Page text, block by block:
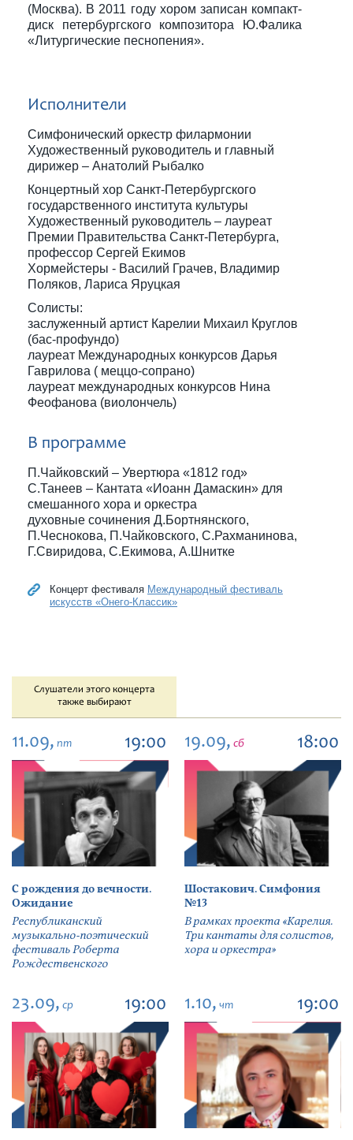
(Москва). В 2011 году хором записан компакт-
диск петербургского композитора Ю.Фалика
«Литургические песнопения».
Исполнители
Симфонический оркестр филармонии
Художественный руководитель и главный
дирижер – Анатолий Рыбалко
Концертный хор Санкт-Петербургского
государственного института культуры
Художественный руководитель – лауреат
Премии Правительства Санкт-Петербурга,
профессор Сергей Екимов
Хормейстеры - Василий Грачев, Владимир
Поляков, Лариса Яруцкая
Солисты:
заслуженный артист Карелии Михаил Круглов
(бас-профундо)
лауреат Международных конкурсов Дарья
Гаврилова ( меццо-сопрано)
лауреат международных конкурсов Нина
Феофанова (виолончель)
В программе
П.Чайковский – Увертюра «1812 год»
С.Танеев – Кантата «Иоанн Дамаскин» для
смешанного хора и оркестра
духовные сочинения Д.Бортнянского,
П.Чеснокова, П.Чайковского, С.Рахманинова,
Г.Свиридова, С.Екимова, А.Шнитке
Концерт фестиваля Международный фестиваль
искусств «Онего-Классик»
Слушатели этого концерта
также выбирают
11.09, пт 19:00
С рождения до вечности.
Ожидание
Республиканский
музыкально-поэтический
фестиваль Роберта
Рождественского
19.09, сб 18:00
Шостакович. Симфония
№13
В рамках проекта «Карелия.
Три кантаты для солистов,
хора и оркестра»
23.09, ср 19:00 1.10, чт 19:00